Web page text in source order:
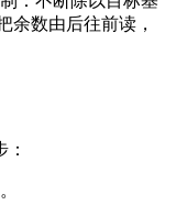
余数由后往前读，